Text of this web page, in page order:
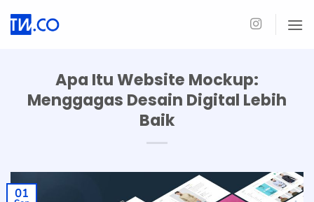
Apa Itu Website Mockup:
Menggagas Desain Digital Lebih
Baik
01